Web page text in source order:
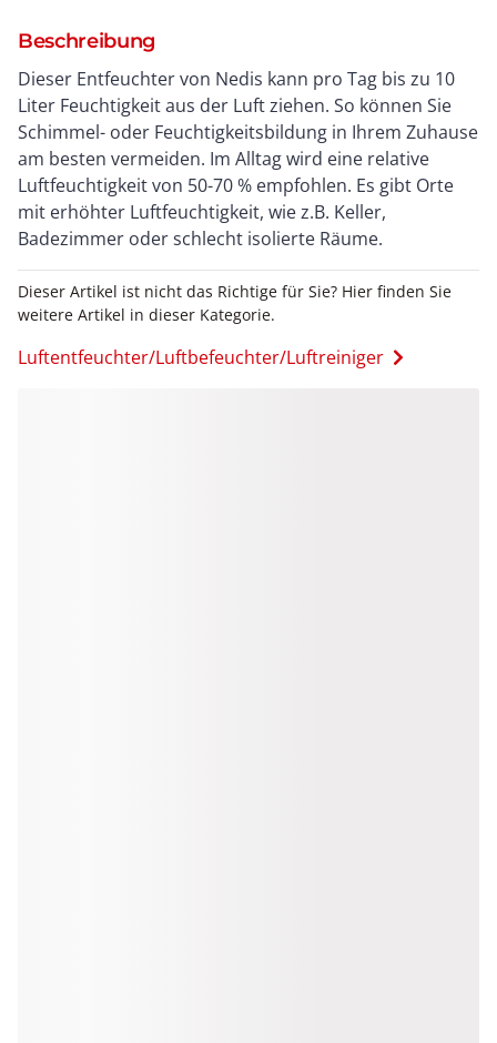
Beschreibung
Dieser Entfeuchter von Nedis kann pro Tag bis zu 10
Liter Feuchtigkeit aus der Luft ziehen. So können Sie
Schimmel- oder Feuchtigkeitsbildung in Ihrem Zuhause
am besten vermeiden. Im Alltag wird eine relative
Luftfeuchtigkeit von 50-70 % empfohlen. Es gibt Orte
mit erhöhter Luftfeuchtigkeit, wie z.B. Keller,
Badezimmer oder schlecht isolierte Räume.
Dieser Artikel ist nicht das Richtige für Sie? Hier finden Sie
weitere Artikel in dieser Kategorie.
Luftentfeuchter/Luftbefeuchter/Luftreiniger